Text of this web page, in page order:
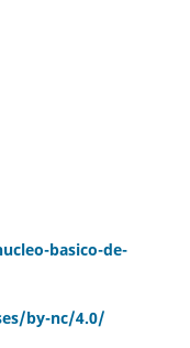
basico-de-
by-nc/4.0/